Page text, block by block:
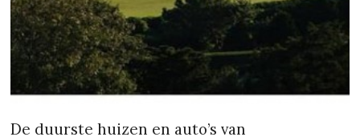
De duurste huizen en auto’s van